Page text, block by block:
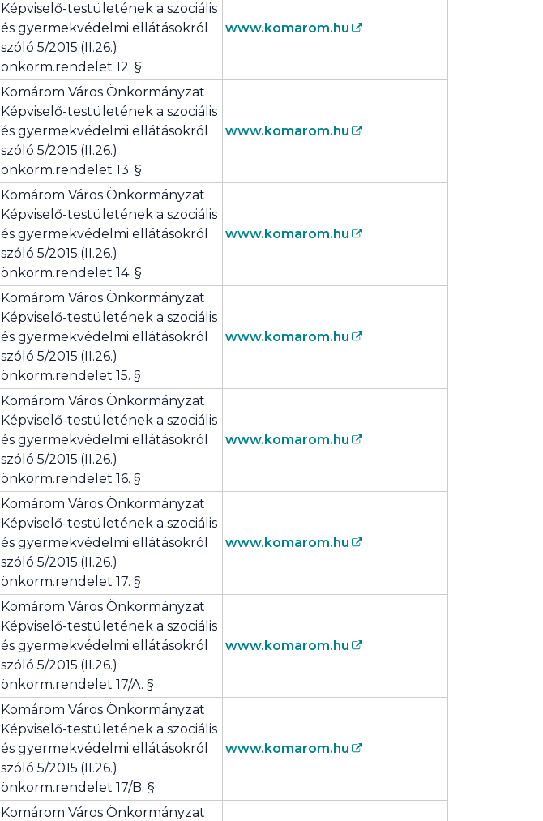
Képviselő-testületének a szociális
és gyermekvédelmi ellátásokról
szóló 5/2015.(II.26.)
önkorm.rendelet 12. §
www.komarom.hu
Komárom Város Önkormányzat
Képviselő-testületének a szociális
és gyermekvédelmi ellátásokról
szóló 5/2015.(II.26.)
önkorm.rendelet 13. §
www.komarom.hu
Komárom Város Önkormányzat
Képviselő-testületének a szociális
és gyermekvédelmi ellátásokról
szóló 5/2015.(II.26.)
önkorm.rendelet 14. §
www.komarom.hu
Komárom Város Önkormányzat
Képviselő-testületének a szociális
és gyermekvédelmi ellátásokról
szóló 5/2015.(II.26.)
önkorm.rendelet 15. §
www.komarom.hu
Komárom Város Önkormányzat
Képviselő-testületének a szociális
és gyermekvédelmi ellátásokról
szóló 5/2015.(II.26.)
önkorm.rendelet 16. §
www.komarom.hu
Komárom Város Önkormányzat
Képviselő-testületének a szociális
és gyermekvédelmi ellátásokról
szóló 5/2015.(II.26.)
önkorm.rendelet 17. §
www.komarom.hu
Komárom Város Önkormányzat
Képviselő-testületének a szociális
és gyermekvédelmi ellátásokról
szóló 5/2015.(II.26.)
önkorm.rendelet 17/A. §
www.komarom.hu
Komárom Város Önkormányzat
Képviselő-testületének a szociális
és gyermekvédelmi ellátásokról
szóló 5/2015.(II.26.)
önkorm.rendelet 17/B. §
www.komarom.hu
Komárom Város Önkormányzat